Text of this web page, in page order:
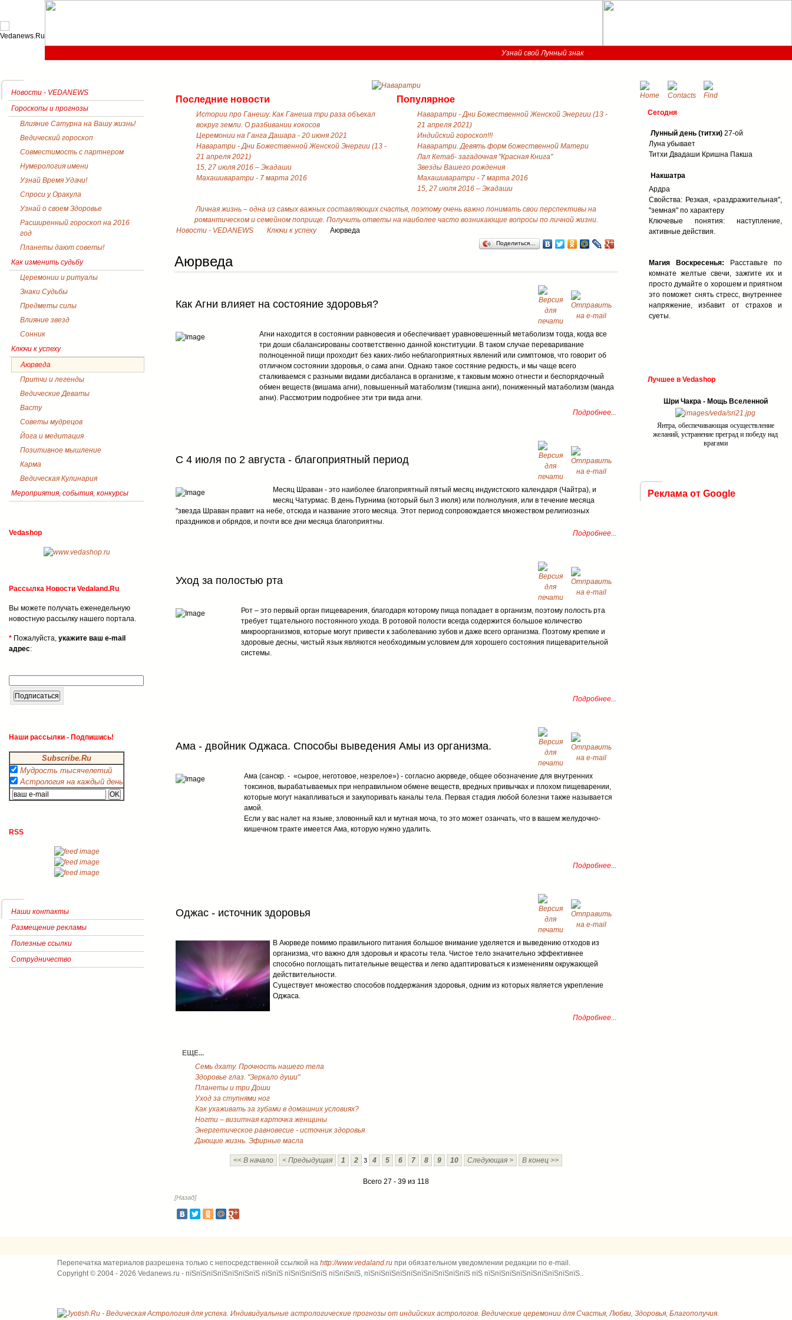
Узнай свой Лунный знак
Последние новости
Истории про Ганешу. Как Ганеша три раза объехал
вокруг земли. О разбивании кокосов
Церемонии на Ганга Дашара - 20 июня 2021
Наваратри - Дни Божественной Женской Энергии (13 -
21 апреля 2021)
15, 27 июля 2016 – Экадаши
Махашиваратри - 7 марта 2016
Популярное
Наваратри - Дни Божественной Женской Энергии (13 -
21 апреля 2021)
Индийский гороскоп!!!
Наваратри. Девять форм божественной Матери
Лал Кетаб- загадочная "Красная Книга"
Звезды Вашего рождения
Махашиваратри - 7 марта 2016
15, 27 июля 2016 – Экадаши
Личная жизнь – одна из самых важных составляющих счастья, поэтому очень важно понимать свои перспективы на
романтическом и семейном поприще. Получить ответы на наиболее часто возникающие вопросы по личной жизни.
Новости - VEDANEWS
Ключи к успеху Аюрведа
Поделиться…
Аюрведа
Как Агни влияет на состояние здоровья?
Агни находится в состоянии равновесия и обеспечивает уравновешенный метаболизм тогда, когда все
три доши сбалансированы соответственно данной конституции. В таком случае переваривание
полноценной пищи проходит без каких-либо неблагоприятных явлений или симптомов, что говорит об
отличном состоянии здоровья, о сама агни. Однако такое состяние редкость, и мы чаще всего
сталкиваемся с разными видами дисбаланса в организме, к таковым можно отнести и беспорядочный
обмен веществ (вишама агни), повышенный матаболизм (тикшна анги), пониженный матаболизм (манда
агни). Рассмотрим подробнее эти три вида агни.
Подробнее...
С 4 июля по 2 августа - благоприятный период
Месяц Шраван - это наиболее благоприятный пятый месяц индуистского календаря (Чайтра), и
месяц Чатурмас. В день Пурнима (который был 3 июля) или полнолуния, или в течение месяца
"звезда Шраван правит на небе, отсюда и название этого месяца. Этот период сопровождается множеством религиозных
праздников и обрядов, и почти все дни месяца благоприятны.
Подробнее...
Уход за полостью рта
Рот – это первый орган пищеварения, благодаря которому пища попадает в организм, поэтому полость рта
требует тщательного постоянного ухода. В ротовой полости всегда содержится большое количество
микроорганизмов, которые могут привести к заболеванию зубов и даже всего организма. Поэтому крепкие и
здоровые десны, чистый язык являются необходимым условием для хорошего состояния пищеварительной
системы.
Подробнее...
Ама - двойник Оджаса. Способы выведения Амы из организма.
Ама (санскр. - «сырое, неготовое, незрелое») - согласно аюрведе, общее обозначение для внутренних
токсинов, вырабатываемых при неправильном обмене веществ, вредных привычках и плохом пищеварении,
которые могут накапливаться и закупоривать каналы тела. Первая стадия любой болезни также называется
амой.
Если у вас налет на языке, зловонный кал и мутная моча, то это может озанчать, что в вашем желудочно-
кишечном тракте имеется Ама, которую нужно удалить.
Подробнее...
Оджас - источник здоровья
В Аюрведе помимо правильного питания большое внимание уделяется и выведению отходов из
организма, что важно для здоровья и красоты тела. Чистое тело значительно эффективнее
способно поглощать питательные вещества и легко адаптироваться к изменениям окружающей
действительности.
Существует множество способов поддержания здоровья, одним из которых является укрепление
Оджаса.
Подробнее...
ЕЩЕ...
Семь дхату. Прочность нашего тела
Здоровье глаз. "Зеркало души"
Планеты и три Доши
Уход за ступнями ног
Как ухаживать за зубами в домашних условиях?
Ногти – визитная карточка женщины
Энергетическое равновесие - источник здоровья
Дающие жизнь. Эфирные масла
<< В начало < Предыдущая 1 2 3 4 5 6 7 8 9 10 Следующая > В конец >>
Всего 27 - 39 из 118
[Назад]
Новости - VEDANEWS
Гороскопы и прогнозы
Влияние Сатурна на Вашу жизнь!
Ведический гороскоп
Совместимость с партнером
Нумерология имени
Узнай Время Удачи!
Спроси у Оракула
Узнай о своем Здоровье
Расширенный гороскоп на 2016
год
Планеты дают советы!
Как изменить судьбу
Церемонии и ритуалы
Знаки Судьбы
Предметы силы
Влияние звезд
Сонник
Ключи к успеху
Аюрведа
Притчи и легенды
Ведические Деваты
Васту
Советы мудрецов
Йога и медитация
Позитивное мышление
Карма
Ведическая Кулинария
Мероприятия, события, конкурсы
Vedashop
Рассылка Новости Vedaland.Ru
Вы можете получать еженедельную
новостную рассылку нашего портала.
* Пожалуйста, укажите ваш e-mail
адрес:
Наши рассылки - Подпишись!
Subscribe.Ru
Мудрость тысячелетий
Астрология на каждый день
RSS
Наши контакты
Размещение рекламы
Полезные ссылки
Сотрудничество
Сегодня
Лунный день (титхи) 27-ой
Луна убывает
Титхи Двадаши Кришна Пакша
Накшатра
Ардра
Свойства: Резкая, «раздражительная",
"земная" по характеру
Ключевые понятия: наступление,
активные действия.
Магия Воскресенья:
Расставьте по
комнате желтые свечи, зажгите их и
просто думайте о хорошем и приятном
это поможет снять стресс, внутреннее
напряжение, избавит от страхов и
суеты.
Лучшее в Vedashop
Шри Чакра - Мощь Вселенной
Янтра, обеспечивающая осуществление
желаний, устранение преград и победу над
врагами
Реклама от Google
Перепечатка материалов разрешена только с непосредственной ссылкой на http://www.vedaland.ru при обязательном уведомлении редакции по e-mail.
Copyright © 2004 - 2026 Vedanews.ru - пїЅпїЅпїЅпїЅпїЅпїЅпїЅ пїЅпїЅ пїЅпїЅпїЅпїЅ пїЅпїЅпїЅ, пїЅпїЅпїЅпїЅпїЅпїЅпїЅпїЅпїЅпїЅ пїЅ пїЅпїЅпїЅпїЅпїЅпїЅпїЅпїЅпїЅ..